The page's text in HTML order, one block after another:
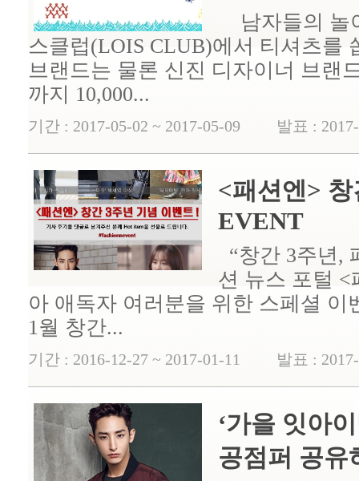
남자들의 놀
스클럽(LOIS CLUB)에서 티셔츠를
브랜드는 물론 신진 디자이너 브랜
까지 10,000...
기간 : 2017-05-02 ~ 2017-05-09 발표 : 2017-
<패션엔>
EVENT
“창간 3주년,
션 뉴스 포털 <
아 애독자 여러분을 위한 스페셜
1월 창간...
기간 : 2016-12-27 ~ 2017-01-11 발표 : 2017-
‘가을 잇아
공점퍼 공유